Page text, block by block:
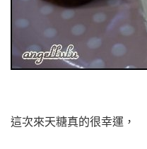
這次來天糖真的很幸運，